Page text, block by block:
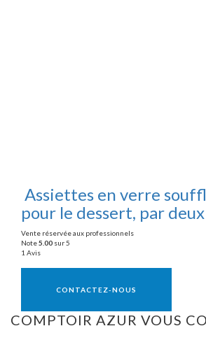
Assiettes en verre
pour le dessert, par deux
Vente réservée aux professionnels
Note5.00 sur 5
1 Avis
CONTACTEZ-NOUS
COMPTOIR AZUR VOUS